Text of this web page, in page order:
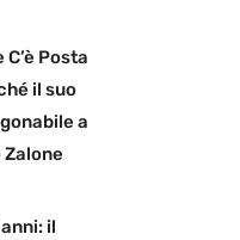
Posta
il suo
a
Zalone
il